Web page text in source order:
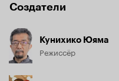
Создатели
Кунихико Юяма
Режиссёр